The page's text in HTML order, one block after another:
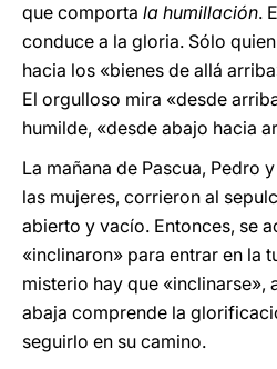
que comporta la humillación.
conduce a la gloria. Sólo
hacia los «bienes de allá
El orgulloso mira «desde
humilde, «desde abajo hacia
La mañana de Pascua, Pedro
las mujeres, corrieron al
abierto y vacío. Entonces, se
«inclinaron» para entrar en la
misterio hay que «inclinarse»,
abaja comprende la
seguirlo en su camino.